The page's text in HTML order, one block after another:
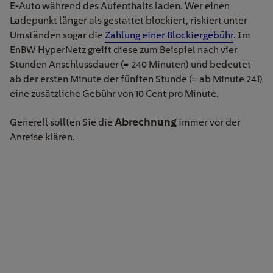
E-Auto während des Aufenthalts laden. Wer einen
Ladepunkt länger als gestattet blockiert, riskiert unter
Umständen sogar die Zahlung einer Blockiergebühr. Im
EnBW HyperNetz greift diese zum Beispiel nach vier
Stunden Anschlussdauer (= 240 Minuten) und bedeutet
ab der ersten Minute der fünften Stunde (= ab Minute 241)
eine zusätzliche Gebühr von 10 Cent pro Minute.
Generell sollten Sie die Abrechnungimmer vor der
Anreise klären.